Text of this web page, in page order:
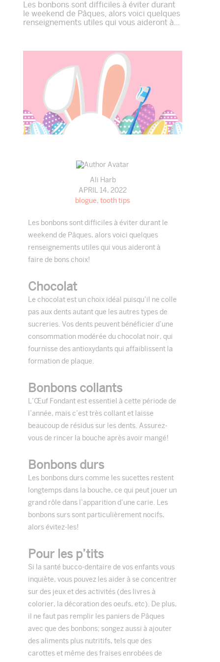
Les bonbons sont difficiles à éviter durant
le weekend de Pâques, alors voici quelques
renseignements utiles qui vous aideront à...
Ali Harb
APRIL 14, 2022
blogue, tooth tips
Les bonbons sont difficiles à éviter durant le
weekend de Pâques, alors voici quelques
renseignements utiles qui vous aideront à
faire de bons choix!
Chocolat
Le chocolat est un choix idéal puisqu’il ne colle
pas aux dents autant que les autres types de
sucreries. Vos dents peuvent bénéficier d’une
consommation modérée du chocolat noir, qui
fournisse des antioxydants qui affaiblissent la
formation de plaque.
Bonbons collants
L’Œuf Fondant est essentiel à cette période de
l’année, mais c’est très collant et laisse
beaucoup de résidus sur les dents. Assurez-
vous de rincer la bouche après avoir mangé!
Bonbons durs
Les bonbons durs comme les sucettes restent
longtemps dans la bouche, ce qui peut jouer un
grand rôle dans l’apparition d’une carie. Les
bonbons surs sont particulièrement nocifs,
alors évitez-les!
Pour les p’tits
Si la santé bucco-dentaire de vos enfants vous
inquiète, vous pouvez les aider à se concentrer
sur des jeux et des activités (des livres à
colorier, la décoration des oeufs, etc). De plus,
il ne faut pas remplir les paniers de Pâques
avec que des bonbons; songez aussi à ajouter
des aliments plus nutritifs, tels que des
carottes et même des fraises enrobées de